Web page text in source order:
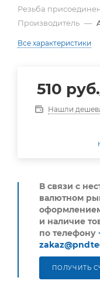
Резьба
Производитель —
Все характеристики
510 руб.
Нашли
В связи с
валютном
оформлением
и наличие
по телефону
ПОЛУЧИТЬ